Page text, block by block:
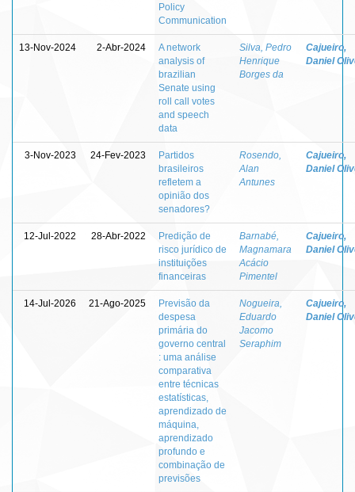
Policy
Communication
13-Nov-2024 2-Abr-2024
A network
analysis of
brazilian
Senate using
roll call votes
and speech
data
Silva, Pedro
Henrique
Borges da
Cajueiro,
Daniel
3-Nov-2023 24-Fev-2023
Partidos
brasileiros
refletem a
opinião dos
senadores?
Rosendo,
Alan
Antunes
Cajueiro,
Daniel
12-Jul-2022 28-Abr-2022
Predição de
risco jurídico de
instituições
financeiras
Barnabé,
Magnamara
Acácio
Pimentel
Cajueiro,
Daniel
14-Jul-2026 21-Ago-2025
Previsão da
despesa
primária do
governo central
: uma análise
comparativa
entre técnicas
estatísticas,
aprendizado de
máquina,
aprendizado
profundo e
combinação de
previsões
Nogueira,
Eduardo
Jacomo
Seraphim
Cajueiro,
Daniel